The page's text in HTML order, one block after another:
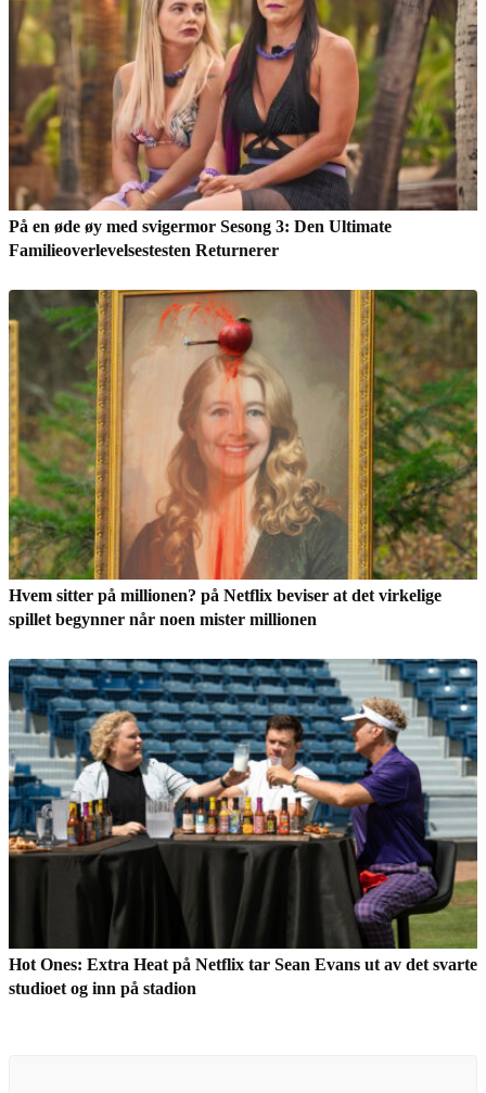
På en øde øy med svigermor Sesong 3: Den Ultimate
Familieoverlevelsestesten Returnerer
Hvem sitter på millionen? på Netflix beviser at det virkelige
spillet begynner når noen mister millionen
Hot Ones: Extra Heat på Netflix tar Sean Evans ut av det svarte
studioet og inn på stadion